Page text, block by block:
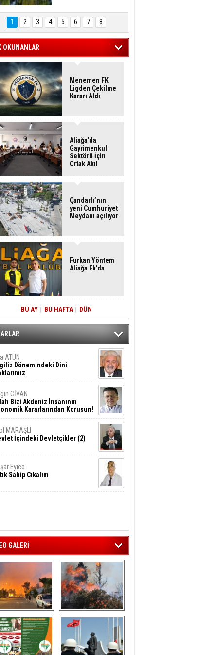
Hasan Eser'in
Objektifinden
1 2 3 4 5 6 7 8
OKUNANLAR
Menemen FK
Ligden Çekilme
Kararı Aldı
Aliağa'da
Gayrimenkul
Sektörü İçin
Ortak Akıl
Çandarlı’nın
yeni Cumhuriyet
Meydanı açılıyor
Furkan Yöntem
Aliağa Fk’da
BU AY BU HAFTA DÜN
ATUN
Dönemindeki Dini
CİVAN
Bizi Akdeniz İnsanının
Kararlarından Korusun!
MARAŞLI
İçindeki Devletçikler (2)
Eyice
Sahip Cıkalım
GALERİ
‘da  otluk
alanda çıkan
yangın evlere
sıçramadan
söndürüldü
Aliağa'nın Ciğerleri